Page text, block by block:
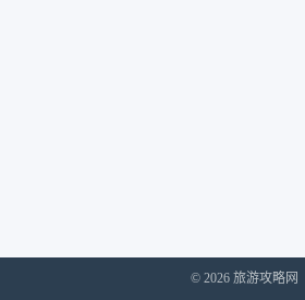
© 2026 旅游攻略网